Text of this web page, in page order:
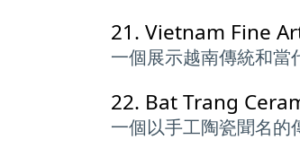
21. Vietnam Fine
一個展示越南傳統和當
22. Bat Trang
一個以手工陶瓷聞名的